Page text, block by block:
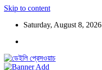
Skip to content
Saturday, August 8, 2026